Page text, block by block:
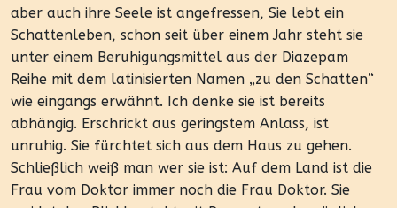
aber auch ihre Seele ist angefressen, Sie lebt ein
Schattenleben, schon seit über einem Jahr steht sie
unter einem Beruhigungsmittel aus der Diazepam
Reihe mit dem latinisierten Namen „zu den Schatten“
wie eingangs erwähnt. Ich denke sie ist bereits
abhängig. Erschrickt aus geringstem Anlass, ist
unruhig. Sie fürchtet sich aus dem Haus zu gehen.
Schließlich weiß man wer sie ist: Auf dem Land ist die
Frau vom Doktor immer noch die Frau Doktor. Sie